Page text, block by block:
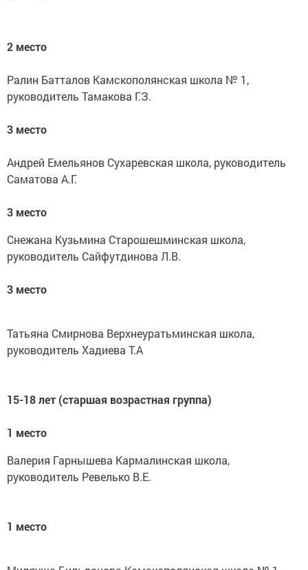
2 место
Ралин Батталов Камскополянская школа № 1,
руководитель Тамакова Г.З.
3 место
Андрей Емельянов Сухаревская школа, руководитель
Саматова А.Г.
3 место
Снежана Кузьмина Старошешминская школа,
руководитель Сайфутдинова Л.В.
3 место
Татьяна Смирнова Верхнеуратьминская школа,
руководитель Хадиева Т.А
15-18 лет (старшая возрастная группа)
1 место
Валерия Гарнышева Кармалинская школа,
руководитель Ревелько В.Е.
1 место